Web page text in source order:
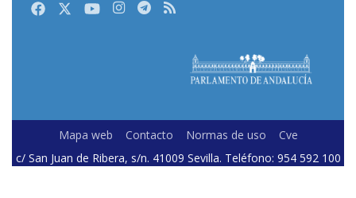
FacebookTwitterYoutubeInstagram
Telegram
RSS
Mapa web Contacto Normas de uso
Cve
c/ San Juan de Ribera, s/n. 41009 Sevilla. Teléfono: 954 592 100